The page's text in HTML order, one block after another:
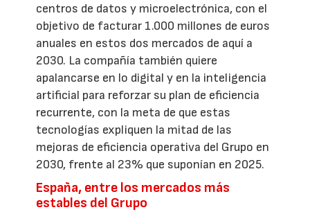
centros de datos y microelectrónica, con el
objetivo de facturar 1.000 millones de euros
anuales en estos dos mercados de aquí a
2030. La compañía también quiere
apalancarse en lo digital y en la inteligencia
artificial para reforzar su plan de eficiencia
recurrente, con la meta de que estas
tecnologías expliquen la mitad de las
mejoras de eficiencia operativa del Grupo en
2030, frente al 23% que suponían en 2025.
España, entre los mercados más
estables del Grupo